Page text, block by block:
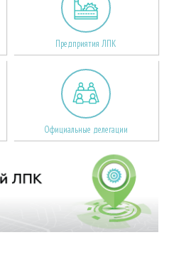
Предприятия ЛПК
Официальные делегации